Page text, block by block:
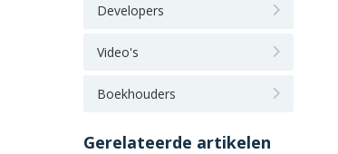
Developers
Video's
Boekhouders
Gerelateerde artikelen